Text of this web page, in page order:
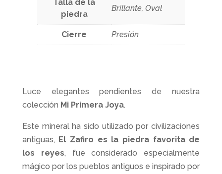
Talla de la
piedra
Brillante, Oval
Cierre Presión
Luce elegantes pendientes de nuestra
colección Mi Primera Joya.
Este mineral ha sido utilizado por civilizaciones
antiguas, El Zafiro es la piedra favorita de
los reyes, fue considerado especialmente
mágico por los pueblos antiguos e inspirado por